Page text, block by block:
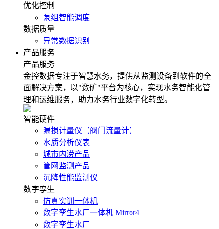
优化控制
泵组智能调度
数据质量
异常数据识别
产品服务
产品服务
金控数据专注于智慧水务，提供从监测设备到软件的全
面解决方案，以"数矿"平台为核心，实现水务智能化管
理和运维服务，助力水务行业数字化转型。
智能硬件
漏损计量仪（阀门流量计）
水质分析仪表
城市内涝产品
管网监测产品
沉降性能监测仪
数字孪生
仿真实训一体机
数字孪生水厂一体机 Mirror4
数字孪生水厂